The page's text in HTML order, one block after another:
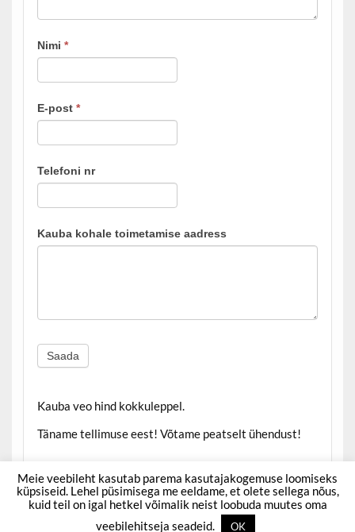
Nimi *
E-post *
Telefoni nr
Kauba kohale toimetamise aadress
Saada
Kauba veo hind kokkuleppel.
Täname tellimuse eest! Võtame peatselt ühendust!
Powered by andCourage
Meie veebileht kasutab parema kasutajakogemuse loomiseks
küpsiseid. Lehel püsimisega me eeldame, et olete sellega nõus,
kuid teil on igal hetkel võimalik neist loobuda muutes oma
veebilehitseja seadeid.
OK